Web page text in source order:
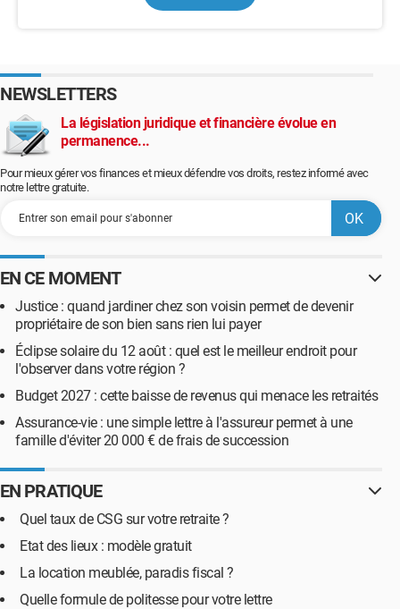
NEWSLETTERS
La législation juridique et financière évolue en
permanence...
Pour mieux gérer vos finances et mieux défendre vos droits, restez informé avec
notre lettre gratuite.
EN CE MOMENT
Justice : quand jardiner chez son voisin permet de devenir
propriétaire de son bien sans rien lui payer
Éclipse solaire du 12 août : quel est le meilleur endroit pour
l'observer dans votre région ?
Budget 2027 : cette baisse de revenus qui menace les retraités
Assurance-vie : une simple lettre à l'assureur permet à une
famille d'éviter 20 000 € de frais de succession
EN PRATIQUE
Quel taux de CSG sur votre retraite ?
Etat des lieux : modèle gratuit
La location meublée, paradis fiscal ?
Quelle formule de politesse pour votre lettre